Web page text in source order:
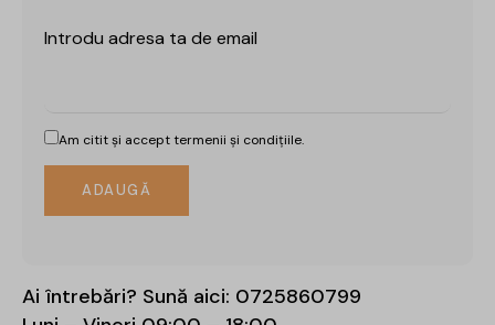
Introdu adresa ta de email
Am citit și accepttermenii și condițiile.
Ai întrebări? Sună aici: 0725860799